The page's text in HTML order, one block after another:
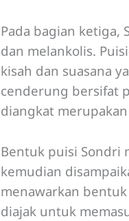
Pada bagian ketiga,
dan melankolis.
kisah dan suasana
cenderung bersifat
diangkat
Bentuk puisi Sondri
kemudian
menawarkan
diajak untuk